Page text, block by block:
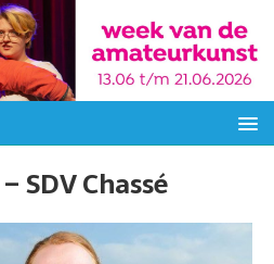
SDV Chassé